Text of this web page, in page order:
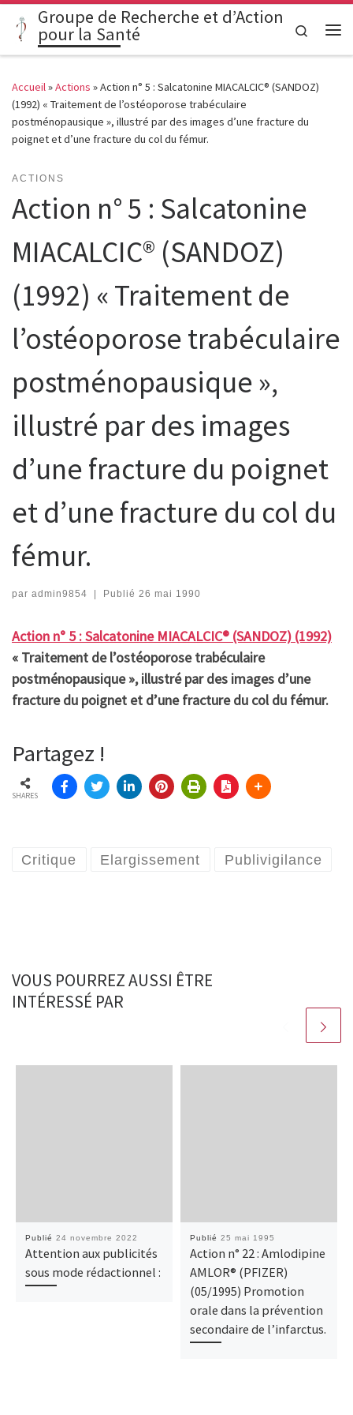
Passer au contenu
Groupe de Recherche et d’Action
pour la Santé
Search
Accueil»Actions »Action n° 5 : Salcatonine MIACALCIC® (SANDOZ)
(1992) « Traitement de l’ostéoporose trabéculaire
postménopausique », illustré par des images d’une fracture du
poignet et d’une fracture du col du fémur.
ACTIONS
Action n° 5 : Salcatonine
MIACALCIC® (SANDOZ)
(1992) « Traitement de
l’ostéoporose trabéculaire
postménopausique »,
illustré par des images
d’une fracture du poignet
et d’une fracture du col du
fémur.
par admin9854 Publié 26 mai 1990
Action n° 5 : Salcatonine MIACALCIC® (SANDOZ) (1992)
« Traitement de l’ostéoporose trabéculaire
postménopausique », illustré par des images d’une
fracture du poignet et d’une fracture du col du fémur.
Partagez !
SHARES
Critique Elargissement Publivigilance
VOUS POURREZ AUSSI ÊTRE
INTÉRESSÉ PAR
Publié 24 novembre 2022
Attention aux publicités
sous mode rédactionnel :
Publié 25 mai 1995
Action n° 22 : Amlodipine
AMLOR® (PFIZER)
(05/1995) Promotion
orale dans la prévention
secondaire de l’infarctus.